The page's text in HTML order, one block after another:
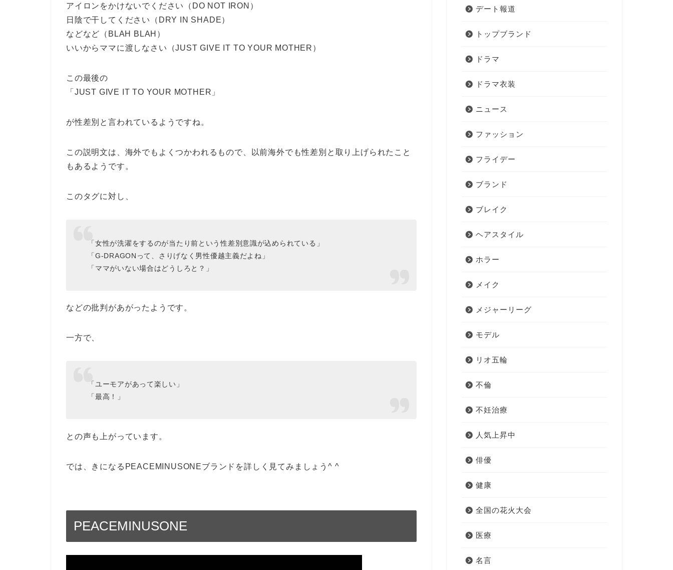
アイロンをかけないでください（DO NOT IRON）
日陰で干してください（DRY IN SHADE）
などなど（BLAH BLAH）
いいからママに渡しなさい（JUST GIVE IT TO YOUR MOTHER）
この最後の
「JUST GIVE IT TO YOUR MOTHER」
が性差別と言われているようですね。
この説明文は、海外でもよくつかわれるもので、以前海外でも性差別と取り上げられたこと
もあるようです。
このタグに対し、
「女性が洗濯をするのが当たり前という性差別意識が込められている」
「G-DRAGONって、さりげなく男性優越主義だよね」
「ママがいない場合はどうしろと？」
などの批判があがったようです。
一方で、
「ユーモアがあって楽しい」
「最高！」
との声も上がっています。
では、きになるPEACEMINUSONEブランドを詳しく見てみましょう^ ^
PEACEMINUSONE
デート報道
トップブランド
ドラマ
ドラマ衣装
ニュース
ファッション
フライデー
ブランド
ブレイク
ヘアスタイル
ホラー
メイク
メジャーリーグ
モデル
リオ五輪
不倫
不妊治療
人気上昇中
俳優
健康
全国の花火大会
医療
名言